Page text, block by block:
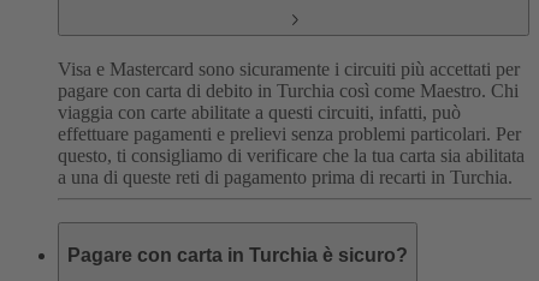
Visa e Mastercard sono sicuramente i circuiti più accettati per
pagare con carta di debito in Turchia così come Maestro. Chi
viaggia con carte abilitate a questi circuiti, infatti, può
effettuare pagamenti e prelievi senza problemi particolari. Per
questo, ti consigliamo di verificare che la tua carta sia abilitata
a una di queste reti di pagamento prima di recarti in Turchia.
Pagare con carta in Turchia è sicuro?